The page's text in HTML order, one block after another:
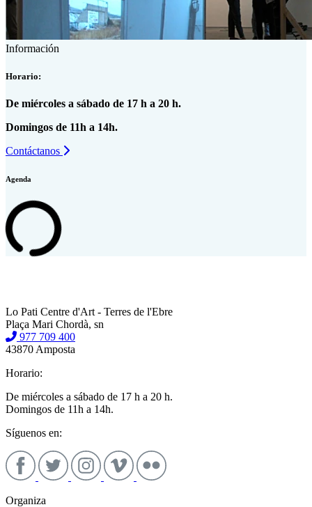
Información
Horario:
De miércoles a sábado de 17 h a 20 h.
Domingos de 11h a 14h.
Contáctanos
Agenda
Lo Pati Centre d'Art - Terres de l'Ebre
Plaça Mari Chordà, sn
977 709 400
43870 Amposta
Horario:
De miércoles a sábado de 17 h a 20 h.
Domingos de 11h a 14h.
Síguenos en:
Organiza